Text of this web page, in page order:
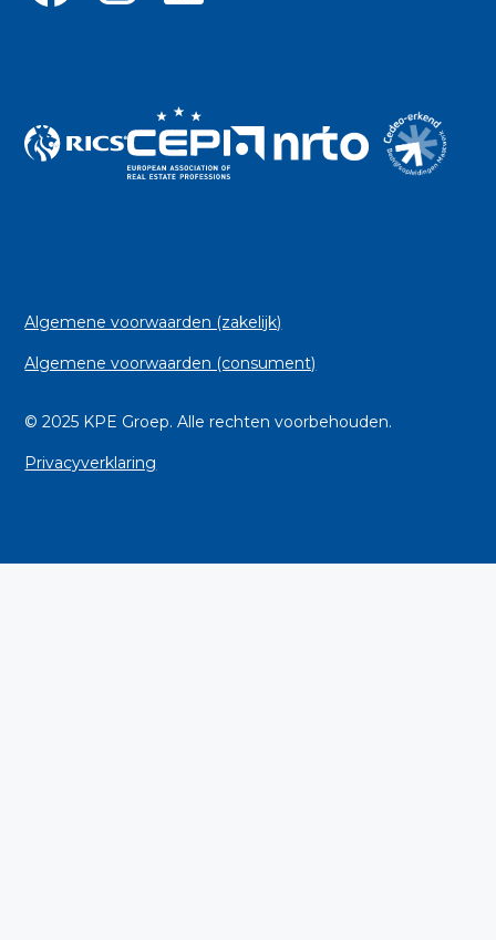
© 2025 KPE Groep. Alle rechten voorbehouden.
Algemene voorwaarden (zakelijk)
Algemene voorwaarden (consument)
Privacyverklaring